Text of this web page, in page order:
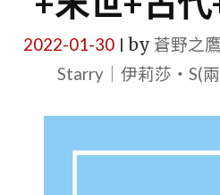
2022-01-30| by 蒼野之
Starry｜伊莉莎・S(